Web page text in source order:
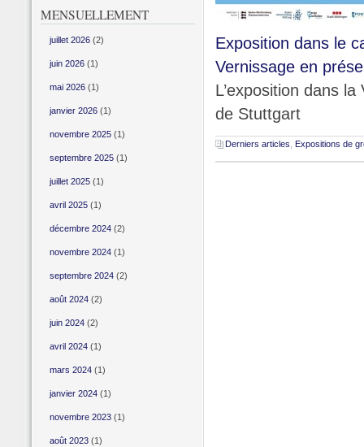
Exposition dans le
Vernissage en
L’exposition dans
de Stuttgart
Derniers articles Expositions de
MENSUELLEMENT
juillet 2026(2)
juin 2026(1)
mai 2026(1)
janvier 2026(1)
novembre 2025(1)
septembre 2025(1)
juillet 2025(1)
avril 2025(1)
décembre 2024(2)
novembre 2024(1)
septembre 2024(2)
août 2024(2)
juin 2024(2)
avril 2024(1)
mars 2024(1)
janvier 2024(1)
novembre 2023(1)
août 2023(1)